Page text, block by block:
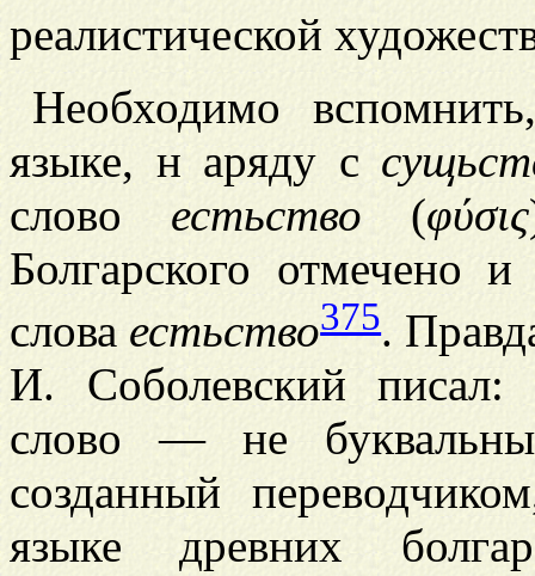
реалистической
Необходимо
языке, н аряду с
слово естьство (φύσις
Болгарского отмечено
слова естьство375.
И. Соболевский писал:
слово — не
созданный
языке древних